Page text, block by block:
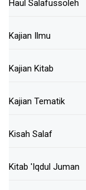
Haul Salafussoleh
Kajian Ilmu
Kajian Kitab
Kajian Tematik
Kisah Salaf
Kitab 'Iqdul Juman